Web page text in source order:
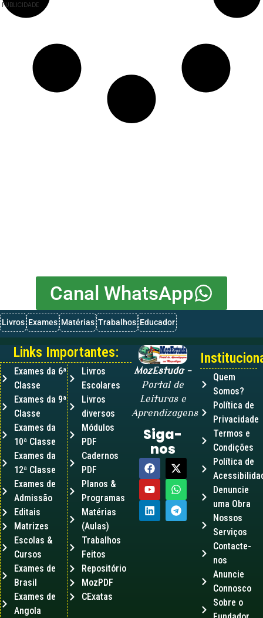
PUBLICIDADE
Canal WhatsApp
Livros Exames Matérias Trabalhos Educador
MozEstuda–
Portal de
Leituras e
Aprendizagens
Siga-
nos
Quem
Somos?
Política de
Privacidade
Termos e
Condições
Política de
Denuncie
uma Obra
Nossos
Serviços
Contacte-
nos
Anuncie
Connosco
Sobre o
Links Importantes:
Exames da 6ª
Classe
Exames da 9ª
Classe
Exames da
10ª Classe
Exames da
12ª Classe
Exames de
Admissão
Editais
Matrizes
Escolas &
Cursos
Exames de
Brasil
Exames de
Angola
Livros
Escolares
Livros
diversos
Módulos
PDF
Cadernos
PDF
Planos &
Programas
Matérias
(Aulas)
Trabalhos
Feitos
Repositório
MozPDF
CExatas